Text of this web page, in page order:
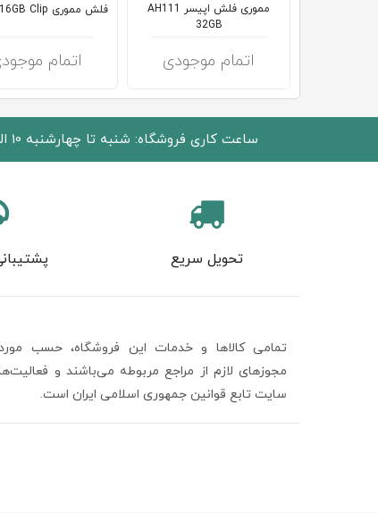
مموری فلش اپیسر AH111
32GB
اتمام موجودی
فلش مموری PNY 16GB Clip
اتمام
ساعت کاری فروشگاه: شنبه تا چهارشنبه 10 الی 18 پنجشنبه 10 الی 15
تحویل سریع
تمامی كالاها و خدمات اين فروشگاه، حسب مورد
مجوزهای لازم از مراجع مربوطه می‌باشند و
سايت تابع قوانين جمهوری اسلامی ایران است.